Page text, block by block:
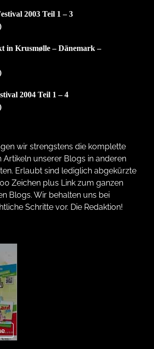
2003 Teil 1 – 3
in Krusmølle – Dänemark –
2004 Teil 1 – 4
wir strengstens die komplette
Artikeln unserer Blogs in anderen
Erlaubt sind lediglich abgekürzte
Zeichen plus Link zum ganzen
Blogs. Wir behalten uns bei
Schritte vor. Die Redaktion!